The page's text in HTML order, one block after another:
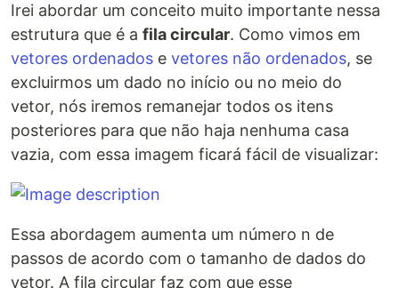
Irei abordar um conceito muito importante nessa
estrutura que é a fila circular. Como vimos em
vetores ordenados e vetores não ordenados, se
excluirmos um dado no início ou no meio do
vetor, nós iremos remanejar todos os itens
posteriores para que não haja nenhuma casa
vazia, com essa imagem ficará fácil de visualizar:
Essa abordagem aumenta um número n de
passos de acordo com o tamanho de dados do
vetor. A fila circular faz com que esse